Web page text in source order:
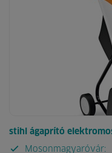
stihl ágaprító
Mosonmagyaróvár: